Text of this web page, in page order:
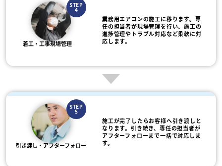
STEP
4
着工・工事現場管理
業務用エアコンの施工に移ります。専
任の担当者が現場管理を行い、施工の
進捗管理やトラブル対応など柔軟に対
応します。
STEP
5
引き渡し・アフターフォロー
施工が完了したらお客様へ引き渡しと
なります。引き続き、専任の担当者が
アフターフォローまで一括で対応しま
す。